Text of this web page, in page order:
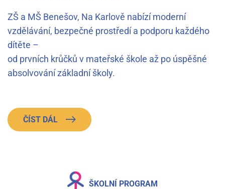
ZŠ a MŠ Benešov, Na Karlově nabízí moderní
vzdělávání, bezpečné prostředí a podporu každého
dítěte –
od prvních krůčků v mateřské škole až po úspěšné
absolvování základní školy.
ČÍST DÁL
ŠKOLNÍ PROGRAM